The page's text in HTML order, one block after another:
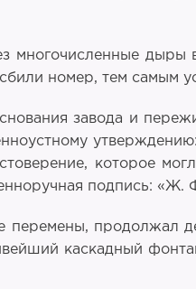
многочисленные дыры
номер, тем самым
завода и
которое
подпись:
продолжал
каскадный